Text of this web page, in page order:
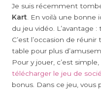
Je suis récemment
Kart . En voilà une bonne
du jeu vidéo. L’avantage
C’est l’occasion de
table pour plus
Pour y jouer, c’est
télécharger le jeu de
bonus. Dans ce jeu,